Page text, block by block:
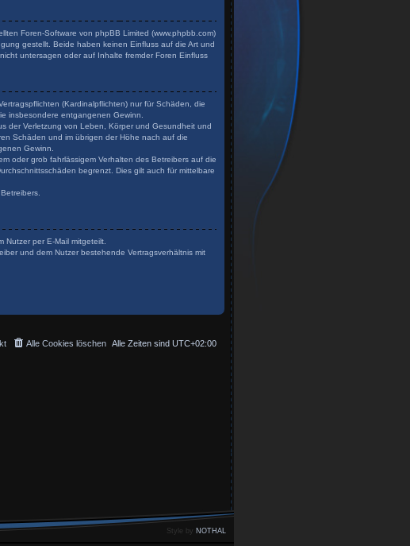
Foren-Software von phpBB Limited (www.phpbb.com)
gestellt. Beide haben keinen Einfluss auf die Art und
untersagen oder auf Inhalte fremder Foren Einfluss
(Kardinalpflichten) nur für Schäden, die
insbesondere entgangenen Gewinn.
der Verletzung von Leben, Körper und Gesundheit und
Schäden und im übrigen der Höhe nach auf die
Gewinn.
oder grob fahrlässigem Verhalten des Betreibers auf die
begrenzt. Dies gilt auch für mittelbare
per E-Mail mitgeteilt.
und dem Nutzer bestehende Vertragsverhältnis mit
Alle Zeiten sind UTC+02:00
Alle Cookies löschen
Style by NOTHAL